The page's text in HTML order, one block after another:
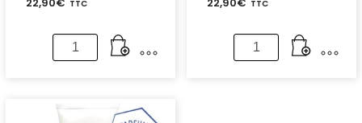
TTC
quantité
de
anti
TTC
quantité
de